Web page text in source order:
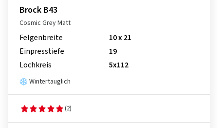
Brock B43
Cosmic Grey Matt
Felgenbreite
10 x 21
Einpresstiefe
19
Lochkreis
5x112
Wintertauglich
(2)